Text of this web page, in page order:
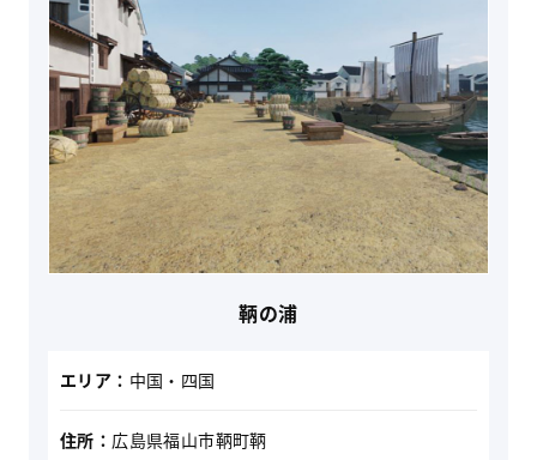
鞆の浦
エリア： 中国・四国
住所： 広島県福山市鞆町鞆